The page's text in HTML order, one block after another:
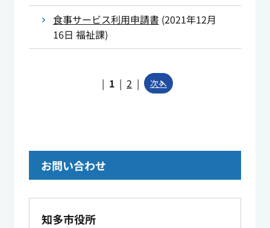
食事サービス利用申請書 (2021年12月
16日 福祉課)
| 1 | 2 | 次へ
お問い合わせ
知多市役所